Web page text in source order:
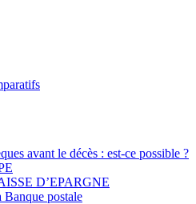
avant le décès : est-ce possible ?
D’EPARGNE
Banque postale